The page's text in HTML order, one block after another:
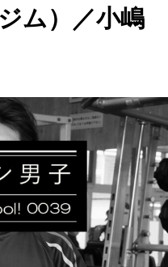
ム）／小嶋